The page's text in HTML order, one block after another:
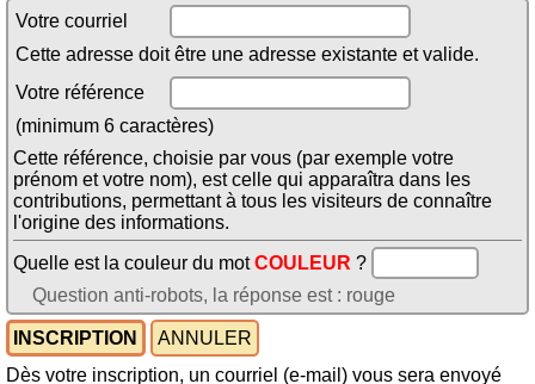
Votre courriel
Cette adresse doit être une adresse existante et valide.
Votre référence
(minimum 6 caractères)
Cette référence, choisie par vous (par exemple votre
prénom et votre nom), est celle qui apparaîtra dans les
contributions, permettant à tous les visiteurs de connaître
l'origine des informations.
Quelle est la couleur du motCOULEUR ?
Question anti-robots, la réponse est : rouge
Dès votre inscription, un courriel (e-mail) vous sera envoyé